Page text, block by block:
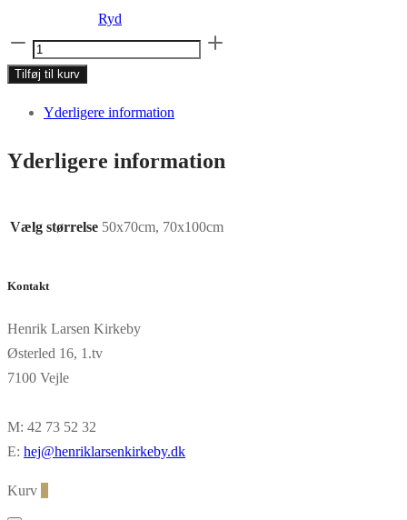
Ryd
Kunstprint
No.027
Tilføj til kurv
Yderligere information
Yderligere information
Vælg størrelse 50x70cm, 70x100cm
Kontakt
Henrik Larsen Kirkeby
Østerled 16, 1.tv
7100 Vejle
M: 42 73 52 32
E: hej@henriklarsenkirkeby.dk
Kurv